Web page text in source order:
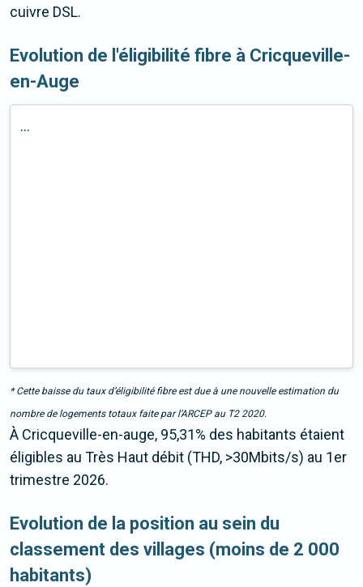
cuivre DSL.
Evolution de l'éligibilité fibre à Cricqueville-
en-Auge
...
* Cette baisse du taux d’éligibilité fibre est due à une nouvelle estimation du
nombre de logements totaux faite par l’ARCEP au T2 2020.
À Cricqueville-en-auge, 95,31% des habitants étaient
éligibles au Très Haut débit (THD, >30Mbits/s) au 1er
trimestre 2026.
Evolution de la position au sein du
classement des villages (moins de 2 000
habitants)